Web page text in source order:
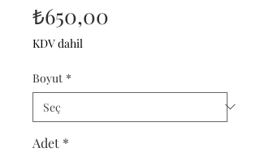
₺650,00
KDV dahil
Boyut *
Adet *